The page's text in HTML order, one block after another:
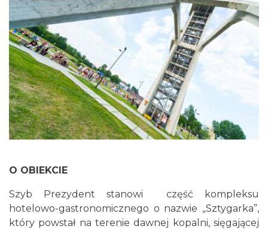
O OBIEKCIE
Szyb Prezydent stanowi część kompleksu
hotelowo-gastronomicznego o nazwie „Sztygarka”,
który powstał na terenie dawnej kopalni, sięgającej